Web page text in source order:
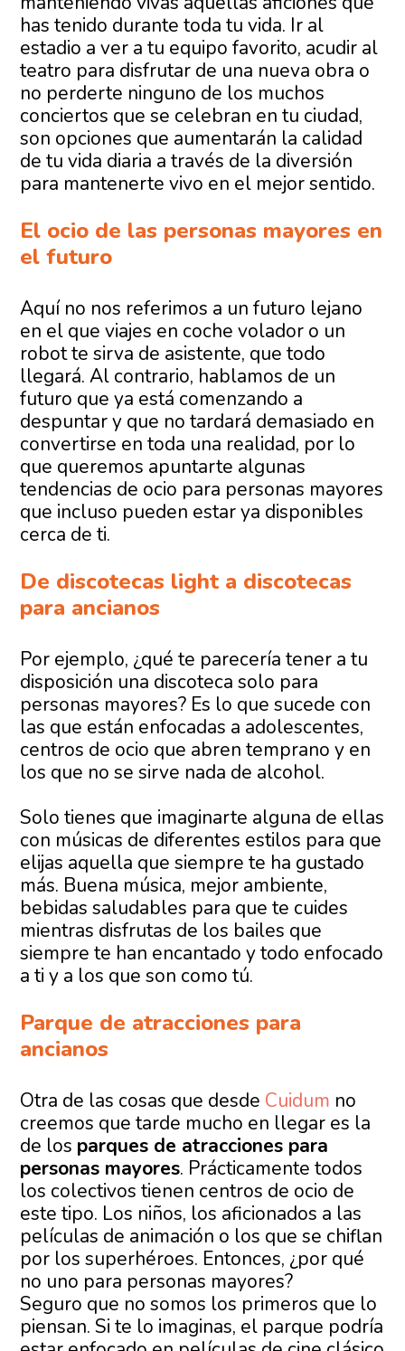
has tenido durante toda tu vida. Ir al
estadio a ver a tu equipo favorito, acudir al
teatro para disfrutar de una nueva obra o
no perderte ninguno de los muchos
conciertos que se celebran en tu ciudad,
son opciones que aumentarán la calidad
de tu vida diaria a través de la diversión
para mantenerte vivo en el mejor sentido.
El ocio de las personas mayores en
el futuro
Aquí no nos referimos a un futuro lejano
en el que viajes en coche volador o un
robot te sirva de asistente, que todo
llegará. Al contrario, hablamos de un
futuro que ya está comenzando a
despuntar y que no tardará demasiado en
convertirse en toda una realidad, por lo
que queremos apuntarte algunas
tendencias de ocio para personas mayores
que incluso pueden estar ya disponibles
cerca de ti.
De discotecas light a discotecas
para ancianos
Por ejemplo, ¿qué te parecería tener a tu
disposición una discoteca solo para
personas mayores? Es lo que sucede con
las que están enfocadas a adolescentes,
centros de ocio que abren temprano y en
los que no se sirve nada de alcohol.
Solo tienes que imaginarte alguna de ellas
con músicas de diferentes estilos para que
elijas aquella que siempre te ha gustado
más. Buena música, mejor ambiente,
bebidas saludables para que te cuides
mientras disfrutas de los bailes que
siempre te han encantado y todo enfocado
a ti y a los que son como tú.
Parque de atracciones para
ancianos
Otra de las cosas que desde Cuidum no
creemos que tarde mucho en llegar es la
de los parques de atracciones para
personas mayores. Prácticamente todos
los colectivos tienen centros de ocio de
este tipo. Los niños, los aficionados a las
películas de animación o los que se chiflan
por los superhéroes. Entonces, ¿por qué
no uno para personas mayores?
Seguro que no somos los primeros que lo
piensan. Si te lo imaginas, el parque podría